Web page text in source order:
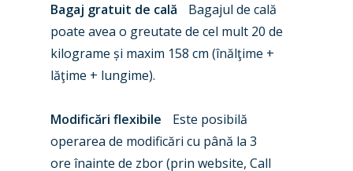
Bagaj gratuit de cală Bagajul de cală
poate avea o greutate de cel mult 20 de
kilograme și maxim 158 cm (înălţime +
lăţime + lungime).
Modificări flexibile Este posibilă
operarea de modificări cu până la 3
ore înainte de zbor (prin website, Call